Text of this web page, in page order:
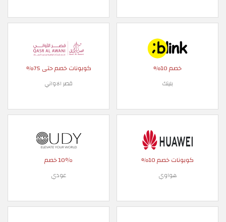
خصم 10%
بلينك
كوبونات خصم حتى 75%
قصر الاواني
كوبونات خصم 10%
هواوي
10٪ خصم
عودي